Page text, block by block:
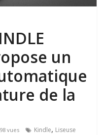
un
de la
vues Kindle, Liseuse